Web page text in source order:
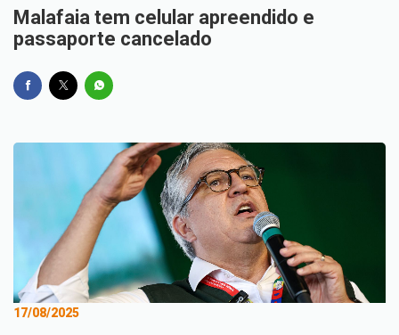
Malafaia tem celular apreendido e
passaporte cancelado
17/08/2025